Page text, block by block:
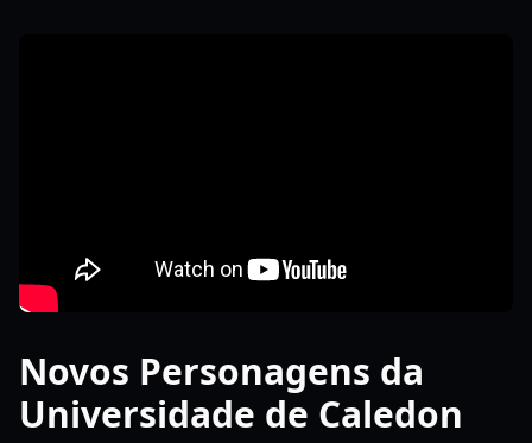
Novos Personagens da
Universidade de Caledon